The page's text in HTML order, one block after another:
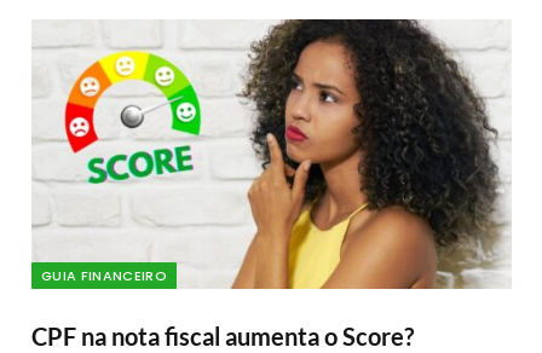
GUIA FINANCEIRO
CPF na nota fiscal aumenta o Score?